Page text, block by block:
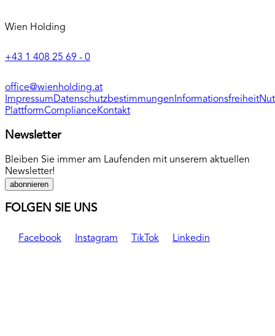
Wien Holding
+43 1 408 25 69 - 0
office@wienholding.at
ImpressumDatenschutzbestimmungenInformationsfreiheit
PlattformComplianceKontakt
Newsletter
Bleiben Sie immer am Laufenden mit unserem aktuellen
Newsletter!
abonnieren
FOLGEN SIE UNS
Facebook Instagram TikTok Linkedin